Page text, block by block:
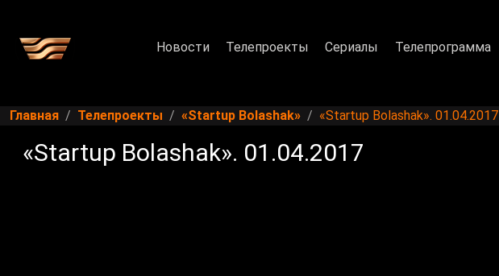
Новости Телепроекты Сериалы Телепрограмма
Главная Телепроекты «Startup Bolashak» «Startup Bolashak». 01.04.2017
«Startup Bolashak». 01.04.2017